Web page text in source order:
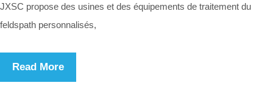
JXSC propose des usines et des équipements de traitement du
feldspath personnalisés,
Read More